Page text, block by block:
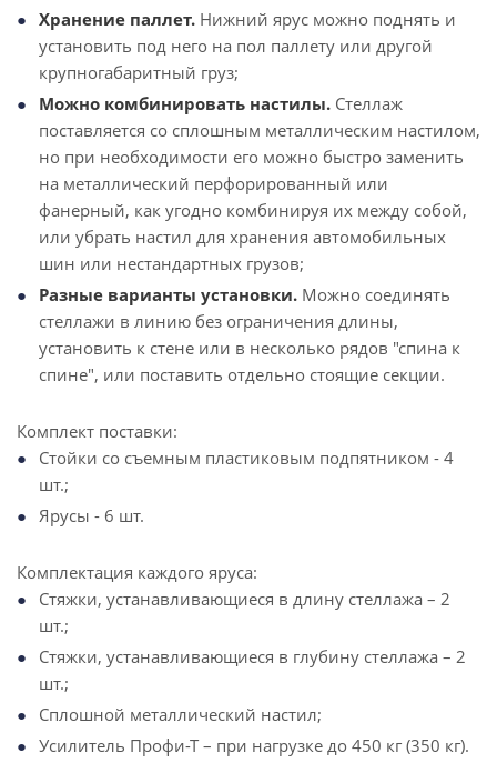
Хранение паллет. Нижний ярус можно поднять и
установить под него на пол паллету или другой
крупногабаритный груз;
Можно комбинировать настилы. Стеллаж
поставляется со сплошным металлическим настилом,
но при необходимости его можно быстро заменить
на металлический перфорированный или
фанерный, как угодно комбинируя их между собой,
или убрать настил для хранения автомобильных
шин или нестандартных грузов;
Разные варианты установки. Можно соединять
стеллажи в линию без ограничения длины,
установить к стене или в несколько рядов "спина к
спине", или поставить отдельно стоящие секции.
Комплект поставки:
Стойки со съемным пластиковым подпятником - 4
шт.;
Ярусы - 6 шт.
Комплектация каждого яруса:
Стяжки, устанавливающиеся в длину стеллажа – 2
шт.;
Стяжки, устанавливающиеся в глубину стеллажа – 2
шт.;
Сплошной металлический настил;
Усилитель Профи-Т – при нагрузке до 450 кг (350 кг).